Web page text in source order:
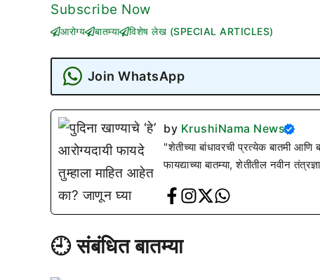
Subscribe Now
आरोग्य बातम्या विशेष लेख (SPECIAL ARTICLES)
Join WhatsApp
by KrushiNama News
"शेतीच्या बांधावरची प्रत्येक बातमी
फायद्याच्या बातम्या, शेतीतील नवीन
🕘 संबंधित बातम्या